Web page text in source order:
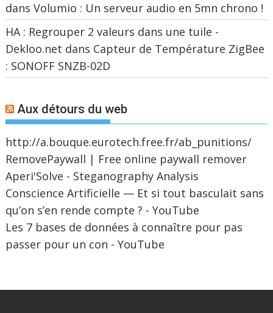
dansVolumio : Un serveur audio en 5mn chrono !
HA : Regrouper 2 valeurs dans une tuile -
Dekloo.net dans Capteur de Température ZigBee
: SONOFF SNZB-02D
Aux détours du web
http://a.bouque.eurotech.free.fr/ab_punitions/
RemovePaywall | Free online paywall remover
Aperi'Solve - Steganography Analysis
Conscience Artificielle — Et si tout basculait sans
qu’on s’en rende compte ? - YouTube
Les 7 bases de données à connaître pour pas
passer pour un con - YouTube